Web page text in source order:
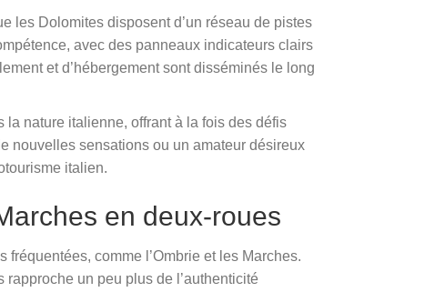
les Dolomites disposent d’un réseau de pistes
avec des panneaux indicateurs clairs
et d’hébergement sont disséminés le long
nature italienne, offrant à la fois des défis
nouvelles sensations ou un amateur désireux
italien.
en deux-roues
comme l’Ombrie et les Marches.
un peu plus de l’authenticité